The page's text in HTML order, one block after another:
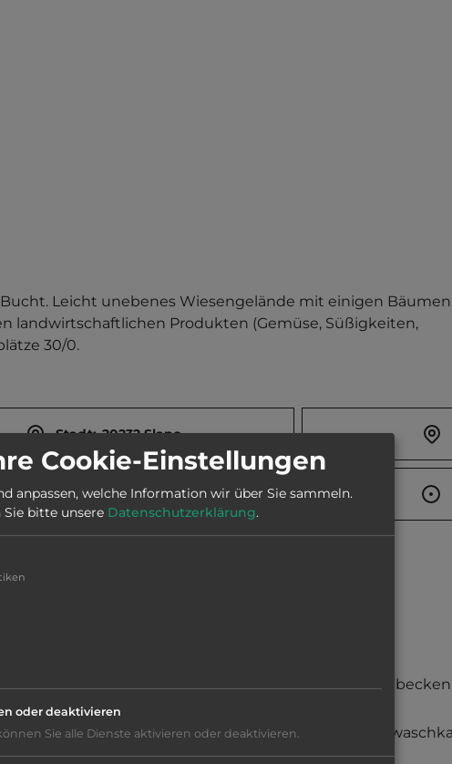
Leicht unebenes Wiesengelände mit einigen
landwirtschaftlichen Produkten (Gemüse, Süßigkeiten,
30/0.
Stadt: 20232 Slano
Telefon: 00385 98 728554
Grund
Cookie-Einstellungen
anpassen, welche Information wir über Sie sammeln.
Sie bitte unsere Datenschutzerklärung.
oder deaktivieren
Sie alle Dienste aktivieren oder deaktivieren.